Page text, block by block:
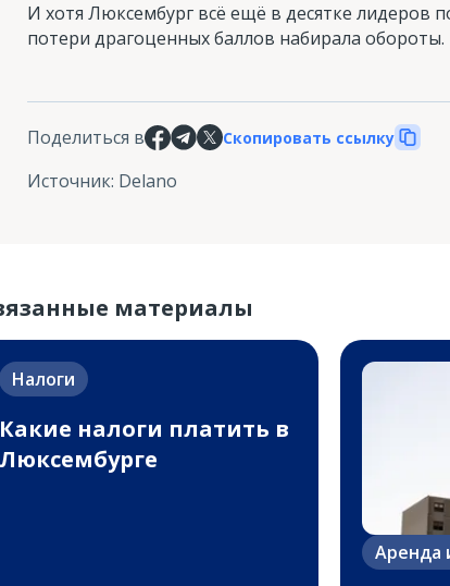
И хотя Люксембург всё ещё в десятке лидеров
потери драгоценных баллов набирала обороты.
Поделиться в Скопировать ссылку
Источник: Delano
материалы
Налоги
Какие налоги платить в
Люксембурге
Аренда